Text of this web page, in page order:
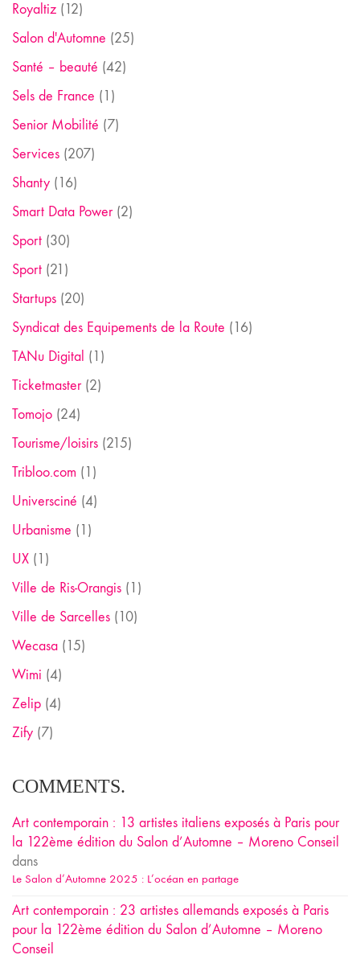
Royaltiz (12)
Salon d'Automne (25)
Santé – beauté (42)
Sels de France (1)
Senior Mobilité (7)
Services (207)
Shanty (16)
Smart Data Power(2)
Sport (30)
Sport (21)
Startups (20)
Syndicat des Equipements de la Route (16)
TANu Digital (1)
Ticketmaster(2)
Tomojo (24)
Tourisme/loisirs (215)
Tribloo.com (1)
Universciné (4)
Urbanisme (1)
UX (1)
Ville de Ris-Orangis (1)
Ville de Sarcelles (10)
Wecasa (15)
Wimi (4)
Zelip (4)
Zify (7)
COMMENTS.
Art contemporain : 13 artistes italiens exposés à Paris pour
la 122ème édition du Salon d’Automne – Moreno Conseil
dans
Le Salon d’Automne 2025 : L’océan en partage
Art contemporain : 23 artistes allemands exposés à Paris
pour la 122ème édition du Salon d’Automne – Moreno
Conseil